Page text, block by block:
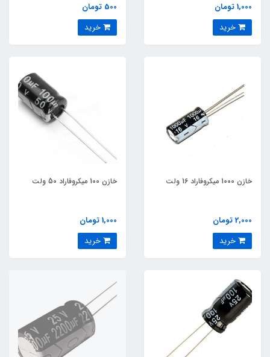
1,000 تومان
500 تومان
خازن 1000 میکروفاراد 16 ولت
2,000 تومان
خازن 100 میکروفاراد 50 ولت
1,000 تومان